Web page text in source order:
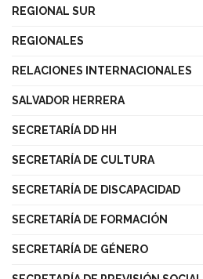
REGIONAL SUR
REGIONALES
RELACIONES INTERNACIONALES
SALVADOR HERRERA
SECRETARÍA DD HH
SECRETARÍA DE CULTURA
SECRETARÍA DE DISCAPACIDAD
SECRETARÍA DE FORMACIÓN
SECRETARÍA DE GÉNERO